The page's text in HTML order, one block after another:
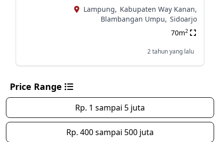
Lampung, Kabupaten Way Kanan,
Blambangan Umpu, Sidoarjo
70m2
2 tahun yang lalu
Price Range
Rp. 1 sampai 5 juta
Rp. 400 sampai 500 juta